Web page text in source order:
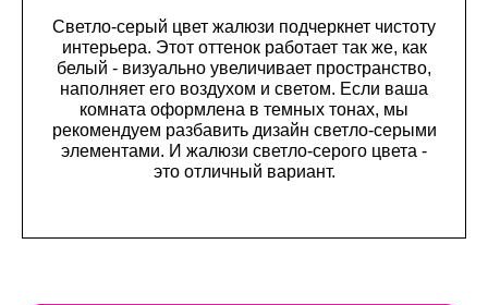
Светло-серый цвет жалюзи подчеркнет чистоту
интерьера. Этот оттенок работает так же, как
белый - визуально увеличивает пространство,
наполняет его воздухом и светом. Если ваша
комната оформлена в темных тонах, мы
рекомендуем разбавить дизайн светло-серыми
элементами. И жалюзи светло-серого цвета -
это отличный вариант.